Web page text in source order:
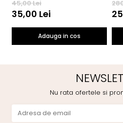
45,00 Lei
35,00 Lei
Adauga in cos
Nu rata ofertele si